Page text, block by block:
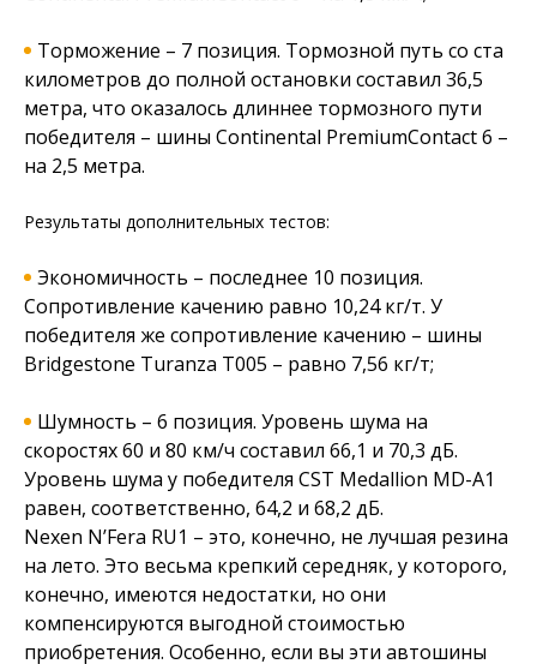
Торможение – 7 позиция. Тормозной путь со ста
километров до полной остановки составил 36,5
метра, что оказалось длиннее тормозного пути
победителя – шины Continental PremiumContact 6 –
на 2,5 метра.
Результаты дополнительных тестов:
Экономичность – последнее 10 позиция.
Сопротивление качению равно 10,24 кг/т. У
победителя же сопротивление качению – шины
Bridgestone Turanza T005 – равно 7,56 кг/т;
Шумность – 6 позиция. Уровень шума на
скоростях 60 и 80 км/ч составил 66,1 и 70,3 дБ.
Уровень шума у победителя CST Medallion MD-A1
равен, соответственно, 64,2 и 68,2 дБ.
Nexen N’Fera RU1 – это, конечно, не лучшая резина
на лето. Это весьма крепкий середняк, у которого,
конечно, имеются недостатки, но они
компенсируются выгодной стоимостью
приобретения. Особенно, если вы эти автошины